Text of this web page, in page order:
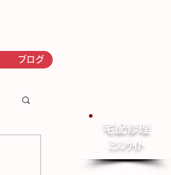
宅配修理
​ﾐｼﾝｻｲﾄ
ブログ